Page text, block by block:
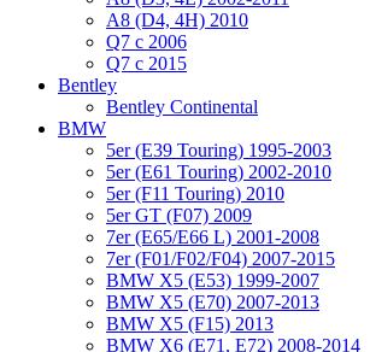
A8 (D4, 4H) 2010
Q7 с 2006
Q7 с 2015
Bentley
Bentley Continental
BMW
5er (E39 Touring) 1995-2003
5er (E61 Touring) 2002-2010
5er (F11 Touring) 2010
5er GT (F07) 2009
7er (E65/E66 L) 2001-2008
7er (F01/F02/F04) 2007-2015
BMW X5 (E53) 1999-2007
BMW X5 (E70) 2007-2013
BMW X5 (F15) 2013
BMW X6 (E71, E72) 2008-2014